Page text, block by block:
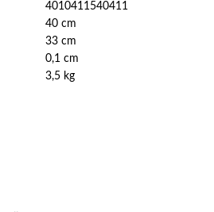
4010411540411
40 cm
33 cm
0,1 cm
3,5 kg